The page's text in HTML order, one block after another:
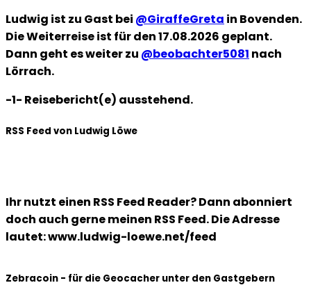
Ludwig ist zu Gast bei @GiraffeGreta in Bovenden.
Die Weiterreise ist für den 17.08.2026 geplant.
Dann geht es weiter zu @beobachter5081 nach
Lörrach.
-1- Reisebericht(e) ausstehend.
RSS Feed von Ludwig Löwe
Ihr nutzt einen RSS Feed Reader? Dann abonniert
doch auch gerne meinen RSS Feed. Die Adresse
lautet: www.ludwig-loewe.net/feed
Zebracoin - für die Geocacher unter den Gastgebern